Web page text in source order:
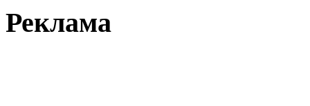
Реклама